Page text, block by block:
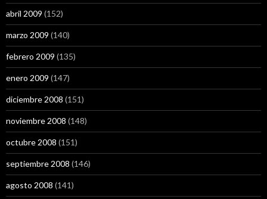
abril 2009 (152)
marzo 2009 (140)
febrero 2009 (135)
enero 2009 (147)
diciembre 2008 (151)
noviembre 2008 (148)
octubre 2008 (151)
septiembre 2008 (146)
agosto 2008 (141)